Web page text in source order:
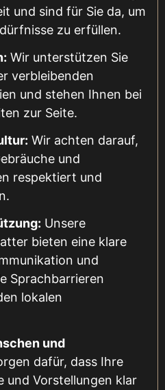
und sind für Sie da, um
zu erfüllen.
Wir unterstützen Sie
verbleibenden
und stehen Ihnen bei
zur Seite.
Wir achten darauf,
und
respektiert und
Unsere
bieten eine klare
und
Sprachbarrieren
lokalen
und
dafür, dass Ihre
und Vorstellungen klar